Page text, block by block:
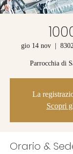
gio 14 nov
  |
Parrocchia di
La
Scopri
Orario &